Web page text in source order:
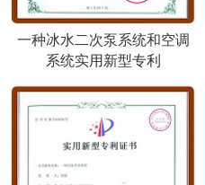
一种冰水二次泵系统和空调
系统实用新型专利